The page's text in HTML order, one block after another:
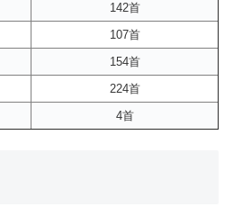
142首
107首
154首
224首
4首